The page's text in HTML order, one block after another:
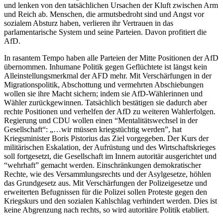
und lenken von den tatsächlichen Ursachen der Kluft zwischen Arm
und Reich ab. Menschen, die armutsbedroht sind und Angst vor
sozialem Absturz haben, verlieren ihr Vertrauen in das
parlamentarische System und seine Parteien. Davon profitiert die
AfD.
In rasantem Tempo haben alle Parteien der Mitte Positionen der AfD
übernommen. Inhumane Politik gegen Geflüchtete ist längst kein
Alleinstellungsmerkmal der AFD mehr. Mit Verschärfungen in der
Migrationspolitik, Abschottung und vermehrten Abschiebungen
wollen sie ihre Macht sichern; indem sie AfD-Wählerinnen und
Wähler zurückgewinnen. Tatsächlich bestätigen sie dadurch aber
rechte Positionen und verhelfen der AfD zu weiteren Wahlerfolgen.
Regierung und CDU wollen einen “Mentalitätswechsel in der
Gesellschaft“: „…wir müssen kriegstüchtig werden”, hat
Kriegsminister Boris Pistorius das Ziel vorgegeben. Der Kurs der
militärischen Eskalation, der Aufrüstung und des Wirtschaftskrieges
soll fortgesetzt, die Gesellschaft im Innern autoritär ausgerichtet und
“wehrhaft” gemacht werden. Einschränkungen demokratischer
Rechte, wie des Versammlungsrechts und der Asylgesetze, höhlen
das Grundgesetz aus. Mit Verschärfungen der Polizeigesetze und
erweiterten Befugnissen für die Polizei sollen Proteste gegen den
Kriegskurs und den sozialen Kahlschlag verhindert werden. Dies ist
keine Abgrenzung nach rechts, so wird autoritäre Politik etabliert.